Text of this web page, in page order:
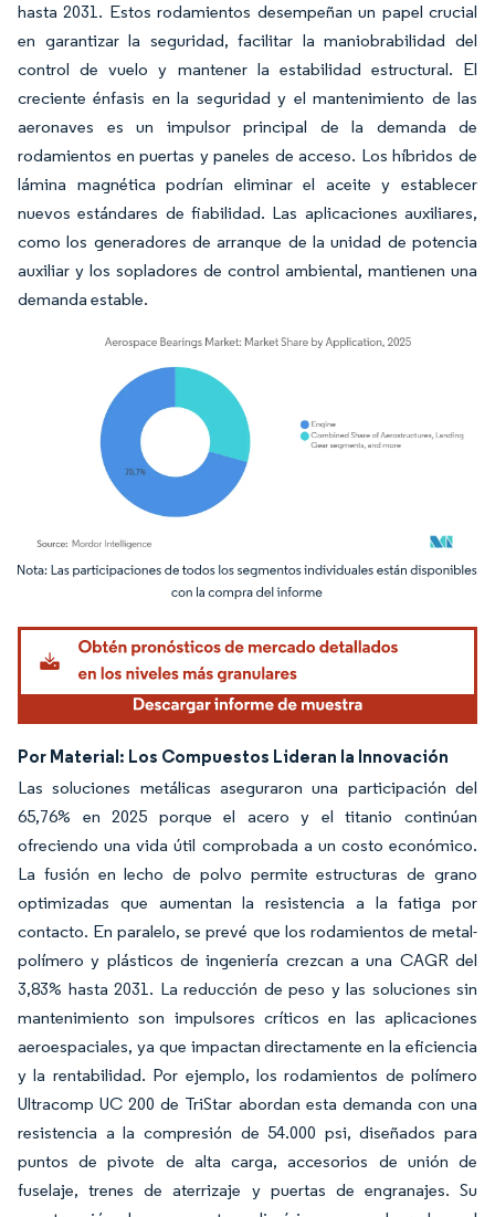
hasta 2031. Estos rodamientos desempeñan un papel crucial
en garantizar la seguridad, facilitar la maniobrabilidad del
control de vuelo y mantener la estabilidad estructural. El
creciente énfasis en la seguridad y el mantenimiento de las
aeronaves es un impulsor principal de la demanda de
rodamientos en puertas y paneles de acceso. Los híbridos de
lámina magnética podrían eliminar el aceite y establecer
nuevos estándares de fiabilidad. Las aplicaciones auxiliares,
como los generadores de arranque de la unidad de potencia
auxiliar y los sopladores de control ambiental, mantienen una
demanda estable.
Imagen © Mordor Intelligence. El uso requiere atribución según CC BY 4.0.
Por Material: Los Compuestos Lideran la Innovación
Las soluciones metálicas aseguraron una participación del
65,76% en 2025 porque el acero y el titanio continúan
ofreciendo una vida útil comprobada a un costo económico.
La fusión en lecho de polvo permite estructuras de grano
optimizadas que aumentan la resistencia a la fatiga por
contacto. En paralelo, se prevé que los rodamientos de metal-
polímero y plásticos de ingeniería crezcan a una CAGR del
3,83% hasta 2031. La reducción de peso y las soluciones sin
mantenimiento son impulsores críticos en las aplicaciones
aeroespaciales, ya que impactan directamente en la eficiencia
y la rentabilidad. Por ejemplo, los rodamientos de polímero
Ultracomp UC 200 de TriStar abordan esta demanda con una
resistencia a la compresión de 54.000 psi, diseñados para
puntos de pivote de alta carga, accesorios de unión de
fuselaje, trenes de aterrizaje y puertas de engranajes. Su